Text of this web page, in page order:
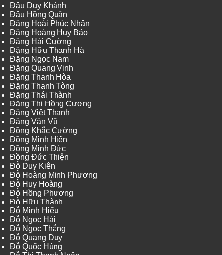
Đậu Duy Khánh
Đậu Hồng Quân
Đặng Hoài Phúc Nhân
Đặng Hoàng Huy Bảo
Đặng Hải Cường
Đặng Hữu Thanh Hà
Đặng Ngọc Nam
Đặng Quang Vinh
Đặng Thanh Hòa
Đặng Thanh Tòng
Đặng Thái Thành
Đặng Thị Hồng Cương
Đặng Việt Thanh
Đặng Văn Vũ
Đồng Khắc Cường
Đồng Minh Hiển
Đồng Minh Đức
Đồng Đức Thiện
Đỗ Duy Kiên
Đỗ Hoàng Minh Phương
Đỗ Huy Hoàng
Đỗ Hồng Phương
Đỗ Hữu Thành
Đỗ Minh Hiếu
Đỗ Ngọc Hải
Đỗ Ngọc Thắng
Đỗ Quang Duy
Đỗ Quốc Hùng